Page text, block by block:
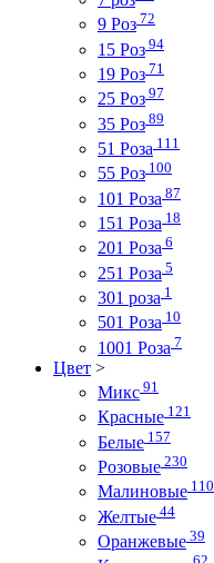
9 Роз 72
15 Роз 94
19 Роз 71
25 Роз 97
35 Роз 89
51 Роза 111
55 Роз 100
101 Роза 87
151 Роза 18
201 Роза 6
251 Роза 5
301 роза 1
501 Роза 10
1001 Роза 7
Цвет >
Микс 91
Красные 121
Белые 157
Розовые 230
Малиновые 110
Желтые 44
Оранжевые 39